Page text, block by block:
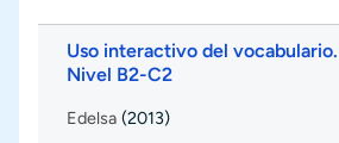
Uso interactivo del vocabulario.
Nivel B2-C2
Edelsa (2013)